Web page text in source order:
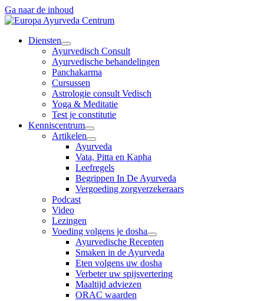
Ga naar de inhoud
Diensten
Ayurvedisch Consult
Ayurvedische behandelingen
Panchakarma
Cursussen
Astrologie consult Vedisch
Yoga & Meditatie
Test je constitutie
Kenniscentrum
Artikelen
Ayurveda
Vata, Pitta en Kapha
Leefregels
Begrippen In De Ayurveda
Vergoeding zorgverzekeraars
Podcast
Video
Lezingen
Voeding volgens je dosha
Ayurvedische Recepten
Smaken in de Ayurveda
Eten volgens uw dosha
Verbeter uw spijsvertering
Maaltijd adviezen
ORAC waarden